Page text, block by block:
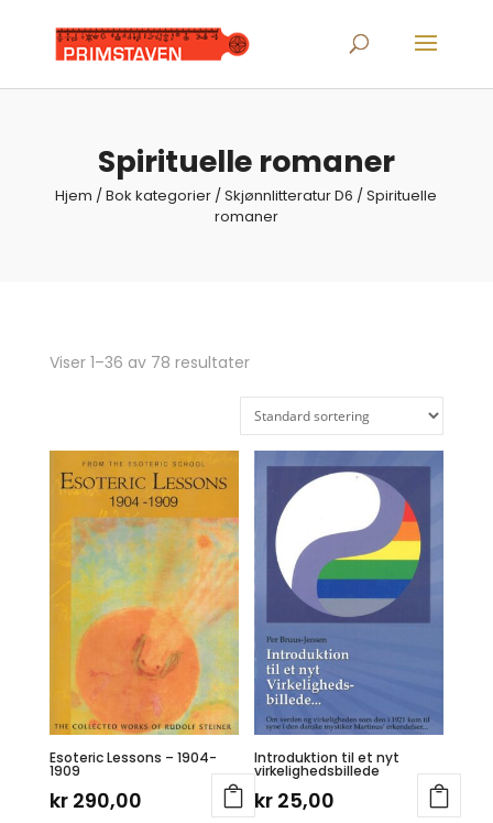
search
Spirituelle romaner
Hjem / Bok kategorier /Skjønnlitteratur D6 / Spirituelle
romaner
Viser 1–36 av 78 resultater
Esoteric Lessons – 1904-
1909
kr290,00
Introduktion til et nyt
virkelighedsbillede
kr 25,00